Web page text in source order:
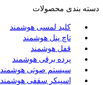
دسته بندی محصولات
کلید لمسی هوشمند
تاچ پنل هوشمند
قفل هوشمند
پرده برقی هوشمند
سیستم صوتی هوشمند
اسپیکر سقفی هوشمند